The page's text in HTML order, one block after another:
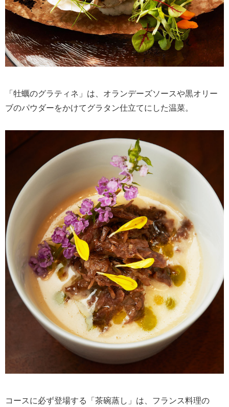
「牡蠣のグラティネ」は、オランデーズソースや黒オリー
ブのパウダーをかけてグラタン仕立てにした温菜。
コースに必ず登場する「茶碗蒸し」は、フランス料理の